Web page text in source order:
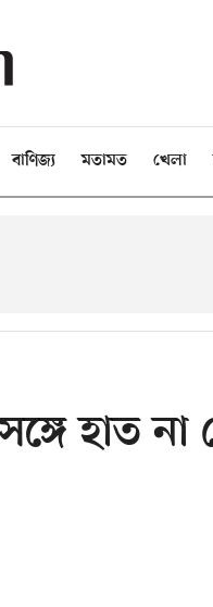
বাণিজ্য মতামত খেলা
হাত